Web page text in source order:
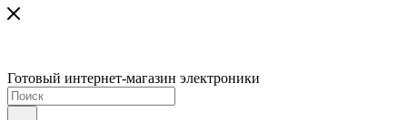
Готовый интернет-магазин электроники